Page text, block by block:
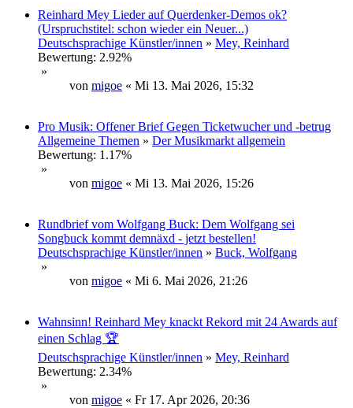
Reinhard Mey Lieder auf Querdenker-Demos ok?
(Urspruchstitel: schon wieder ein Neuer...)
Deutschsprachige Künstler/innen » Mey, Reinhard
Bewertung: 2.92%
»
von migoe « Mi 13. Mai 2026, 15:32
Pro Musik: Offener Brief Gegen Ticketwucher und -betrug
Allgemeine Themen » Der Musikmarkt allgemein
Bewertung: 1.17%
»
von migoe « Mi 13. Mai 2026, 15:26
Rundbrief vom Wolfgang Buck: Dem Wolfgang sei
Songbuck kommt demnäxd - jetzt bestellen!
Deutschsprachige Künstler/innen » Buck, Wolfgang
»
von migoe « Mi 6. Mai 2026, 21:26
Wahnsinn! Reinhard Mey knackt Rekord mit 24 Awards auf
einen Schlag 🏆
Deutschsprachige Künstler/innen » Mey, Reinhard
Bewertung: 2.34%
»
von migoe « Fr 17. Apr 2026, 20:36